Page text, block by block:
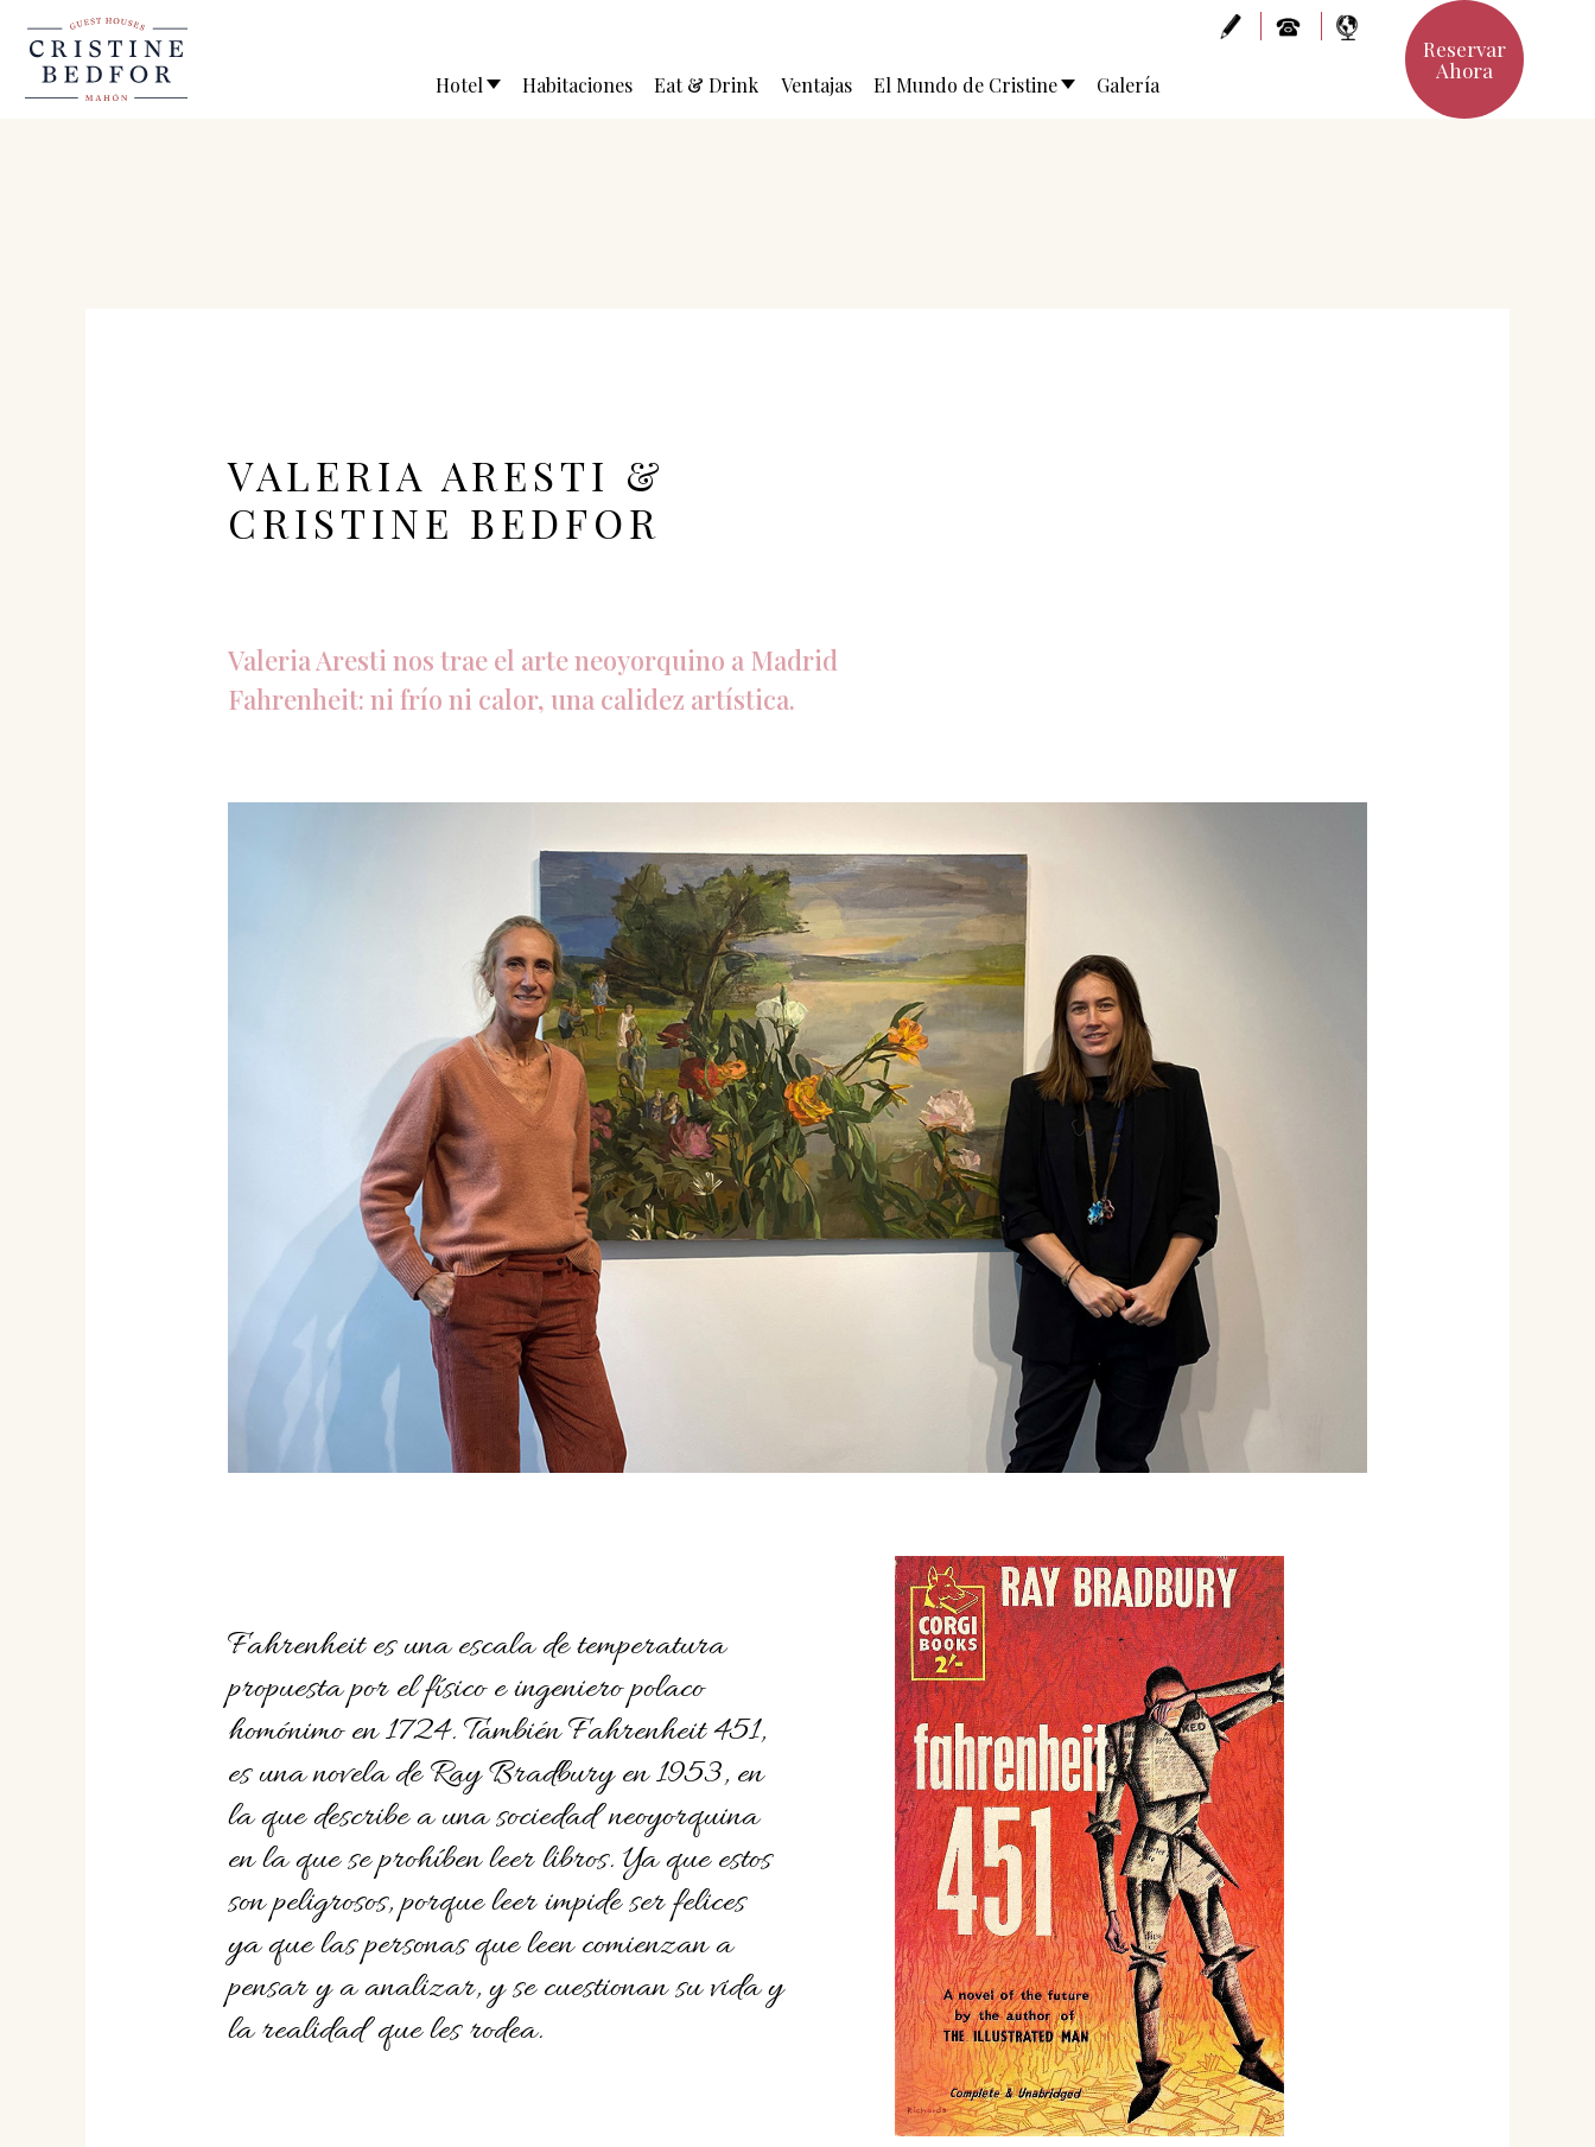
Reservar
Ahora
Hotel Habitaciones Eat & Drink Ventajas El Mundo de Cristine Galería
VALERIA ARESTI &
CRISTINE BEDFOR
Valeria Aresti nos trae el arteneoyorquino a Madrid
Fahrenheit: ni frío ni calor, una calidez artística.
Fahrenheit es una escala de temperatura
propuesta por el físico e ingeniero polaco
homónimo en 1724. También Fahrenheit 451,
es una novela de Ray Bradbury en 1953, en
la que describe a una sociedad neoyorquina
en la que se prohíben leer libros. Ya que estos
son peligrosos, porque leer impide ser felices
ya que las personas que leen comienzan a
pensar y a analizar, y se cuestionan su vida y
la realidad que les rodea.